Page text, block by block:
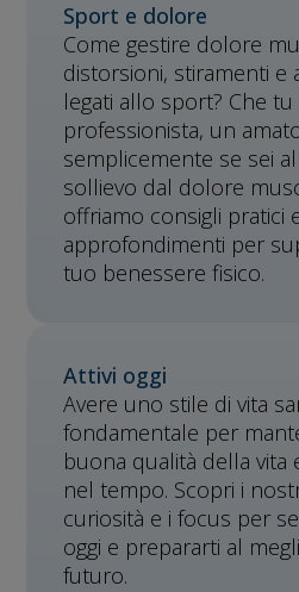
Sport e dolore
Come gestire dolore
distorsioni, stiramenti e
legati allo sport? Che tu
professionista, un
semplicemente se sei
sollievo dal dolore
offriamo consigli pratici
approfondimenti per
tuo benessere fisico.
Attivi oggi
Avere uno stile di vita
fondamentale per
buona qualità della vita
nel tempo. Scopri i
curiosità e i focus per
oggi e prepararti al
futuro.